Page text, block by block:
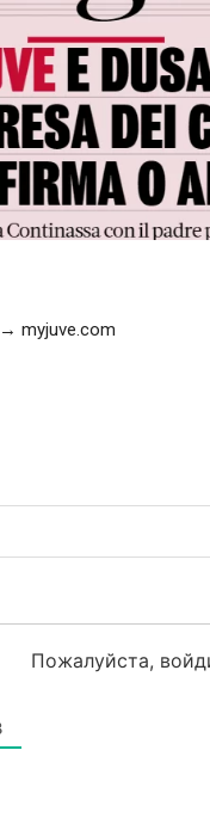
myjuve.com
Пожалуйста,